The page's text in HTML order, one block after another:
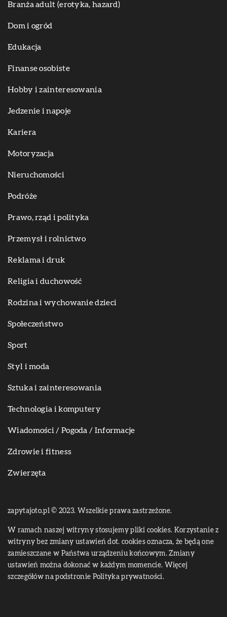
Branża adult (erotyka, hazard)
Dom i ogród
Edukacja
Finanse osobiste
Hobby i zainteresowania
Jedzenie i napoje
Kariera
Motoryzacja
Nieruchomości
Podróże
Prawo, rząd i polityka
Przemysł i rolnictwo
Reklama i druk
Religia i duchowość
Rodzina i wychowanie dzieci
Społeczeństwo
Sport
Styl i moda
Sztuka i zainteresowania
Technologia i komputery
Wiadomości / Pogoda / Informacje
Zdrowie i fitness
Zwierzęta
zapytajoto.pl © 2023. Wszelkie prawa zastrzeżone.
W ramach naszej witryny stosujemy pliki cookies. Korzystanie z
witryny bez zmiany ustawień dot. cookies oznacza, że będą one
zamieszczane w Państwa urządzeniu końcowym. Zmiany
ustawień można dokonać w każdym momencie. Więcej
szczegółów na podstronie Polityka prywatności.